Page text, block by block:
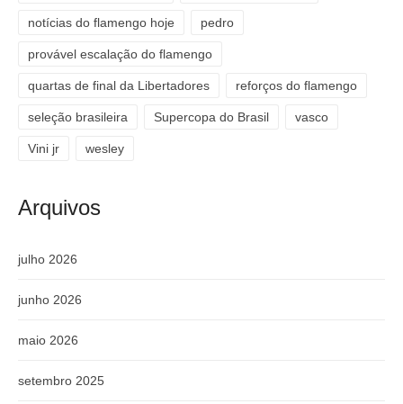
notícias do flamengo hoje pedro
provável escalação do flamengo
quartas de final da Libertadores reforços do flamengo
seleção brasileira Supercopa do Brasil vasco
Vini jr wesley
Arquivos
julho 2026
junho 2026
maio 2026
setembro 2025